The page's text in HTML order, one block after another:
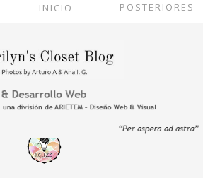
POSTERIORES
INICIO